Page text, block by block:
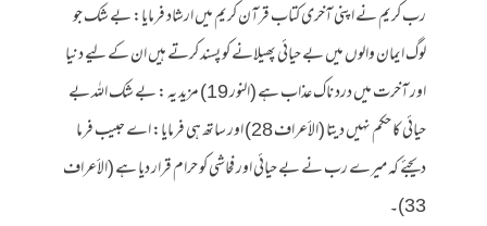
رب کریم نے اپنی آخری کتاب قرآن کریم میں ارشاد فرمایا: بے شک جو
لوگ ایمان والوں میں بے حیائی پھیلانے کو پسند کرتے ہیں ان کے لیے دنیا
اور آخرت میں درد ناک عذاب ہے (النور 19) مزید یہ : بے شک اللہ بے
حیائی کا حکم نہیں دیتا (الأعراف 28) اور ساتھ ہی فرمایا: اے حبیب فرما
دیجئے کہ میرے رب نے بے حیائی اور فحاشی کو حرام قرار دیا ہے (الأعراف
33)۔